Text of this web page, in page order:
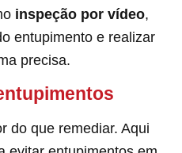
inspeção por vídeo,
entupimento e realizar
precisa.
do que remediar. Aqui